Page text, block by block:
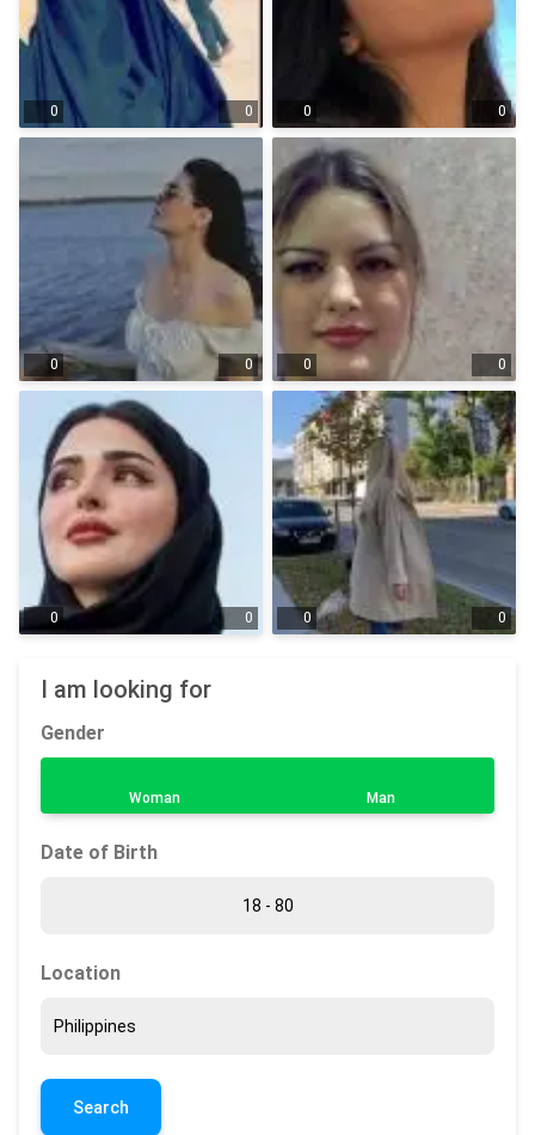
0 0 0 0
0 0 0 0
0 0 0 0
I am looking for
Gender
Woman Man
Date of Birth
Location
Search